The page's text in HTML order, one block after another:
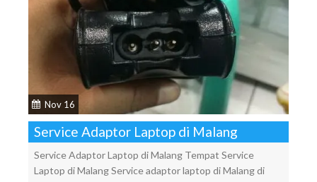
Nov 16
Service Adaptor Laptop di Malang
Service Adaptor Laptop di Malang Tempat Service
Laptop di Malang Service adaptor laptop di Malang di